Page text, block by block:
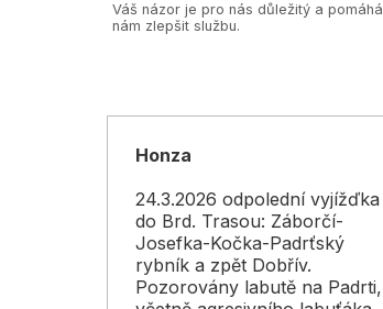
Váš názor je pro nás důležitý a pomáhá
nám zlepšit službu.
Honza
24.3.2026 odpolední vyjížďka
do Brd. Trasou: Záborčí-
Josefka-Kočka-Padrťský
rybník a zpět Dobřív.
Pozorovány labutě na Padrti,